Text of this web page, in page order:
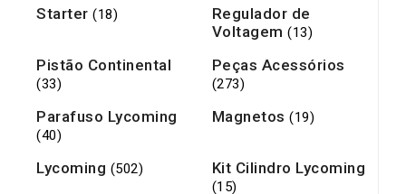
Starter (18)
Regulador de
Voltagem (13)
Pistão Continental
(33)
Peças Acessórios
(273)
Parafuso Lycoming
(40)
Magnetos (19)
Lycoming (502) Kit Cilindro Lycoming
(15)